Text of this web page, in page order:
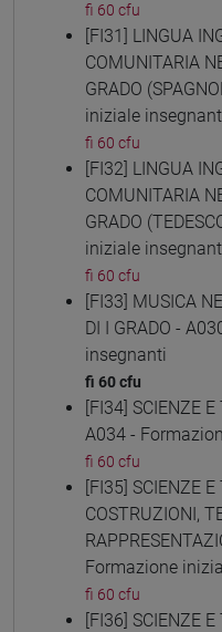
fi 60 cfu
[FI31] LINGUA
COMUNITARIA
GRADO
iniziale
fi 60 cfu
[FI32] LINGUA
COMUNITARIA
GRADO
iniziale
fi 60 cfu
[FI33] MUSICA
DI I GRADO -
insegnanti
fi 60 cfu
[FI34] SCIENZE
A034 -
fi 60 cfu
[FI35] SCIENZE E
COSTRUZIONI,
Formazione
fi 60 cfu
[FI36] SCIENZE E